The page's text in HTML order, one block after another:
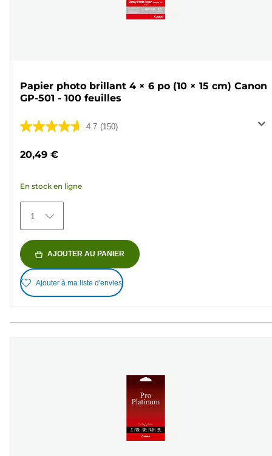
Papier photo brillant 4 × 6 po (10 × 15 cm) Canon
GP-501 - 100 feuilles
4.7 (150)
4.7
150
avis
20,49 €
En stock en ligne
1
AJOUTER AU PANIER
Ajouter à ma liste d'envies